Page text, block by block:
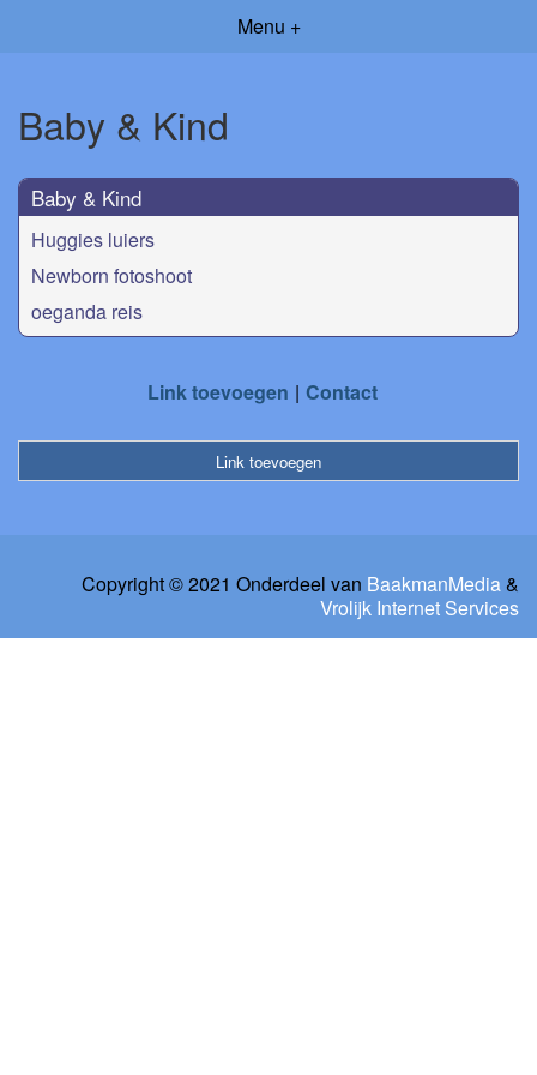
Menu +
Baby & Kind
Baby & Kind
Huggies luiers
Newborn fotoshoot
oeganda reis
Link toevoegen Contact
Link toevoegen
Copyright © 2021 Onderdeel van BaakmanMedia&
Vrolijk Internet Services